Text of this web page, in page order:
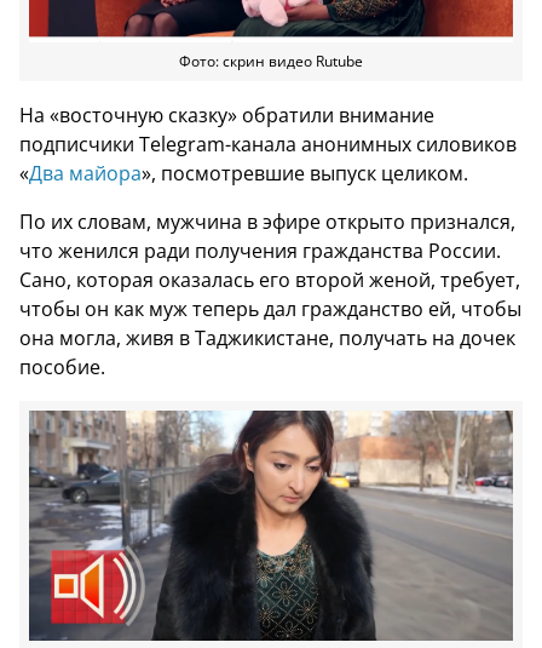
Фото: скрин видео Rutube
На «восточную сказку» обратили внимание
подписчики Telegram-канала анонимных силовиков
«Два майора», посмотревшие выпуск целиком.
По их словам, мужчина в эфире открыто признался,
что женился ради получения гражданства России.
Сано, которая оказалась его второй женой, требует,
чтобы он как муж теперь дал гражданство ей, чтобы
она могла, живя в Таджикистане, получать на дочек
пособие.